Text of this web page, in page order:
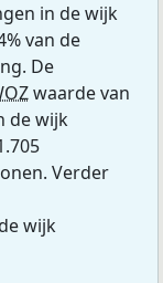
in de wijk
van de
De
waarde van
de wijk
Verder
wijk